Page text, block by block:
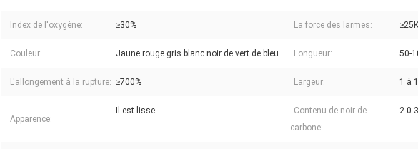
Index de l'oxygène: ≥30% La force des larmes:
Couleur: Jaune rouge gris blanc noir de vert de bleu Longueur: 50-
L'allongement à la rupture: ≥700% Largeur: 1 à
Apparence:
Il est lisse.
Contenu de noir de
carbone:
2.0-